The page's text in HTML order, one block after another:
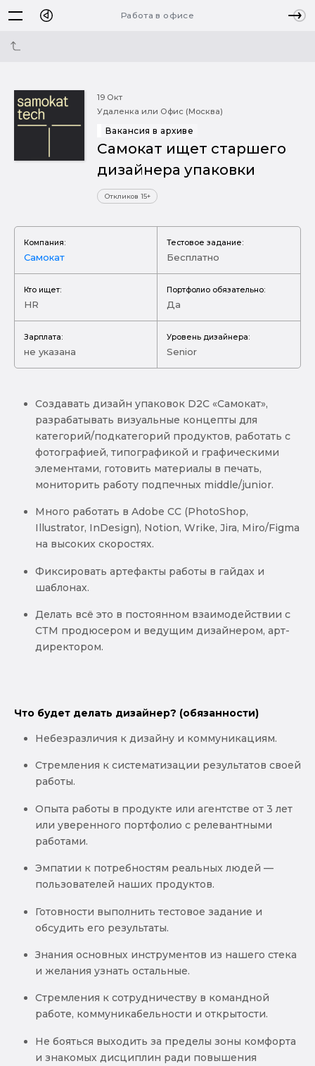
Работа в офисе
19 Окт
Удаленка или Офис (Москва)
Вакансия в архиве
Самокат ищет старшего
дизайнера упаковки
Откликов 15+
Компания:
Самокат
Тестовое задание:
Бесплатно
Кто ищет:
HR
Портфолио обязательно:
Да
Зарплата:
не указана
Уровень дизайнера:
Senior
Создавать дизайн упаковок D2C «Самокат»,
разрабатывать визуальные концепты для
категорий/подкатегорий продуктов, работать с
фотографией, типографикой и графическими
элементами, готовить материалы в печать,
мониторить работу подпечных middle/junior.
Много работать в Adobe CC (PhotoShop,
Illustrator, InDesign), Notion, Wrike, Jira, Miro/Figma
на высоких скоростях.
Фиксировать артефакты работы в гайдах и
шаблонах.
Делать всё это в постоянном взаимодействии с
СТМ продюсером и ведущим дизайнером, арт-
директором.
Что будет делать дизайнер? (обязанности)
Небезразличия к дизайну и коммуникациям.
Стремления к систематизации результатов своей
работы.
Опыта работы в продукте или агентстве от 3 лет
или уверенного портфолио с релевантными
работами.
Эмпатии к потребностям реальных людей —
пользователей наших продуктов.
Готовности выполнить тестовое задание и
обсудить его результаты.
Знания основных инструментов из нашего стека
и желания узнать остальные.
Стремления к сотрудничеству в командной
работе, коммуникабельности и открытости.
Не бояться выходить за пределы зоны комфорта
и знакомых дисциплин ради повышения